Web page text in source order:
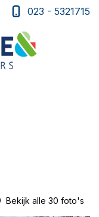
023 - 5321715
Bekijk alle 30 foto's